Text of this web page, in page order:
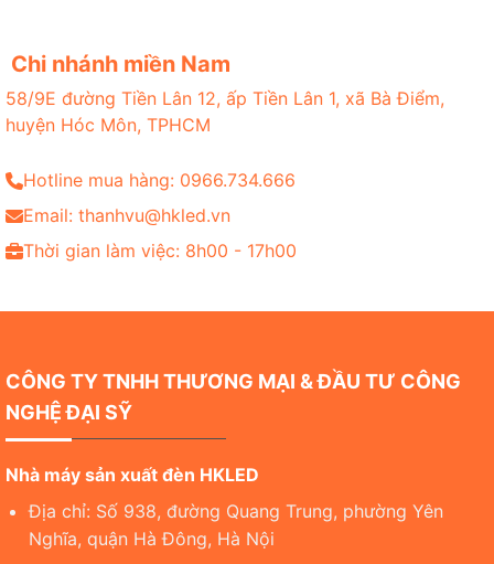
Chi nhánh miền Nam
58/9E đường Tiền Lân 12, ấp Tiền Lân 1, xã Bà Điểm,
huyện Hóc Môn, TPHCM
Hotline mua hàng: 0966.734.666
Email: thanhvu@hkled.vn
Thời gian làm việc: 8h00 - 17h00
CÔNG TY TNHH THƯƠNG MẠI & ĐẦU TƯ CÔNG
NGHỆ ĐẠI SỸ
Nhà máy sản xuất đèn HKLED
Địa chỉ: Số 938, đường Quang Trung, phường Yên
Nghĩa, quận Hà Đông, Hà Nội